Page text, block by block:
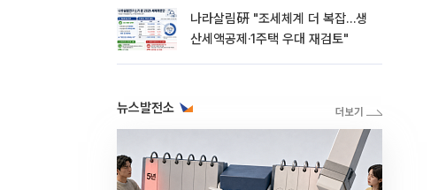
나라살림硏 "조세체계 더 복잡…생
산세액공제·1주택 우대 재검토"
뉴스발전소